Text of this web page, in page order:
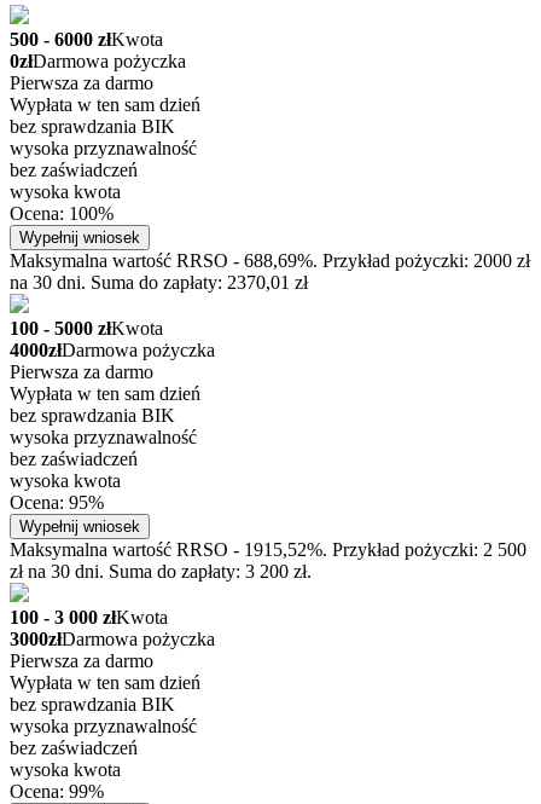
500 - 6000 złKwota
0złDarmowa pożyczka
Pierwsza za darmo
Wypłata w ten sam dzień
bez sprawdzania BIK
wysoka przyznawalność
bez zaświadczeń
wysoka kwota
Ocena: 100%
Wypełnij wniosek
Maksymalna wartość RRSO - 688,69%. Przykład pożyczki: 2000 zł
na 30 dni. Suma do zapłaty: 2370,01 zł
100 - 5000 złKwota
4000złDarmowa pożyczka
Pierwsza za darmo
Wypłata w ten sam dzień
bez sprawdzania BIK
wysoka przyznawalność
bez zaświadczeń
wysoka kwota
Ocena: 95%
Wypełnij wniosek
Maksymalna wartość RRSO - 1915,52%. Przykład pożyczki: 2 500
zł na 30 dni. Suma do zapłaty: 3 200 zł.
100 - 3 000 złKwota
3000złDarmowa pożyczka
Pierwsza za darmo
Wypłata w ten sam dzień
bez sprawdzania BIK
wysoka przyznawalność
bez zaświadczeń
wysoka kwota
Ocena: 99%